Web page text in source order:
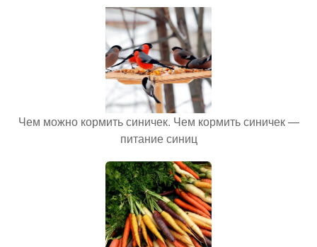
Чем можно кормить синичек. Чем кормить синичек —
питание синиц